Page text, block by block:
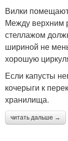
Вилки
Между верхним
стеллажом
шириной не
хорошую
Если капусты
кочерыги к
хранилища.
читать дальше →